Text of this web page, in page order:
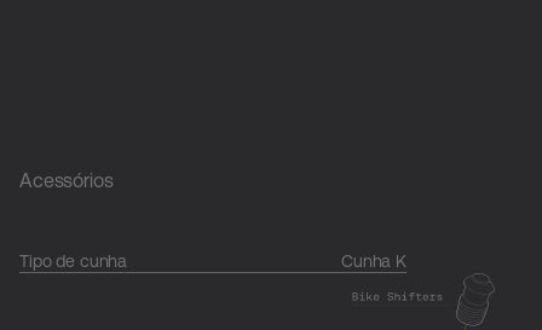
Acessórios
Tipo de cunha Cunha K